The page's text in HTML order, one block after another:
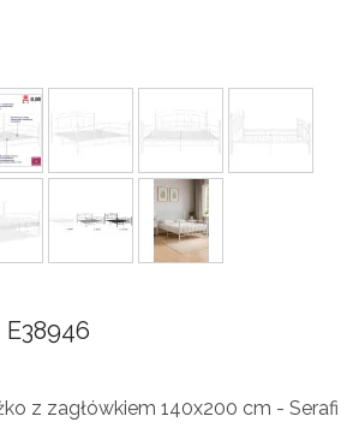
E38946
z zagłówkiem 140x200 cm - Serafi